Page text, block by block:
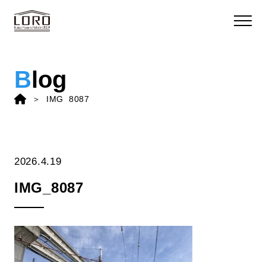
Blog
IMG_8087
2026.4.19
IMG_8087